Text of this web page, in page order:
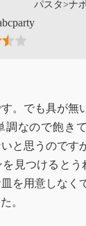
パスタ>ナ
。でも具が無
調なので飽き
と思うのです
見つけるとう
を用意しなく
。